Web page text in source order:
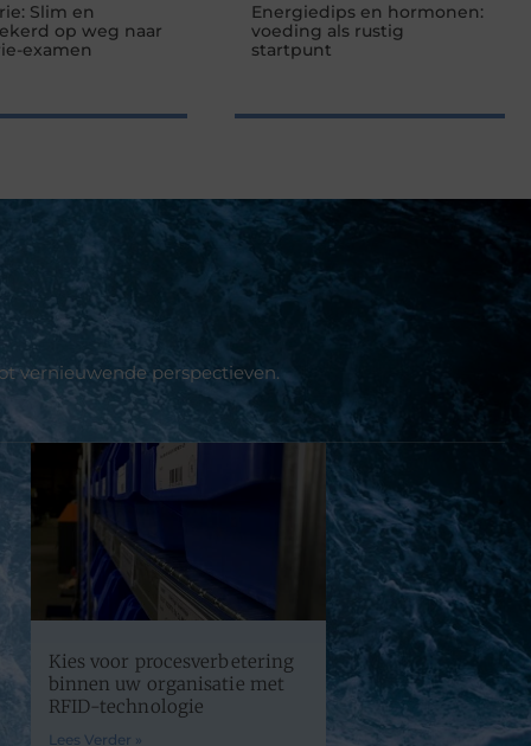
Slim en
op weg naar
examen
Energiedips en hormonen:
voeding als rustig
startpunt
vernieuwende perspectieven.
Kies voor procesverbetering
binnen uw organisatie met
RFID-technologie
Lees Verder »